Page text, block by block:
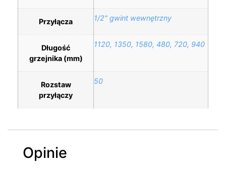
Przyłącza 1/2" gwint wewnętrzny
Długość
grzejnika (mm)
1120, 1350, 1580, 480, 720, 940
Rozstaw
przyłączy
50
Opinie